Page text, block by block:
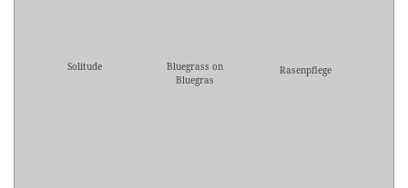
Solitude
Bluegrass on
Bluegras
Rasenpflege